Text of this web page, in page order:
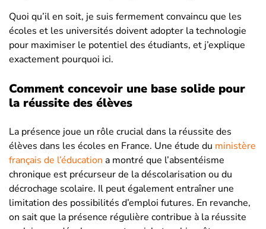
Quoi qu’il en soit, je suis fermement convaincu que les
écoles et les universités doivent adopter la technologie
pour maximiser le potentiel des étudiants, et j’explique
exactement pourquoi ici.
Comment concevoir une base solide pour
la réussite des élèves
La présence joue un rôle crucial dans la réussite des
élèves dans les écoles en France. Une étude du ministère
français de l’éducation a montré que l’absentéisme
chronique est précurseur de la déscolarisation ou du
décrochage scolaire. Il peut également entraîner une
limitation des possibilités d’emploi futures. En revanche,
on sait que la présence régulière contribue à la réussite